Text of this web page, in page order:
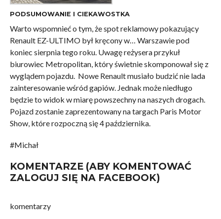
PODSUMOWANIE I CIEKAWOSTKA
Warto wspomnieć o tym, że spot reklamowy pokazujący
Renault EZ-ULTIMO był kręcony w… Warszawie pod
koniec sierpnia tego roku. Uwagę reżysera przykuł
biurowiec Metropolitan, który świetnie skomponował się z
wyglądem pojazdu. Nowe Renault musiało budzić nie lada
zainteresowanie wśród gapiów. Jednak może niedługo
będzie to widok w miarę powszechny na naszych drogach.
Pojazd zostanie zaprezentowany na targach Paris Motor
Show, które rozpoczną się 4 października.
#Michał
KOMENTARZE (ABY KOMENTOWAĆ
ZALOGUJ SIĘ NA FACEBOOK)
komentarzy